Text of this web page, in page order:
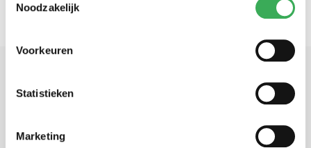
Noodzakelijk
Voorkeuren
Statistieken
Marketing
Schrijf je in voor onze nieuwsbrief